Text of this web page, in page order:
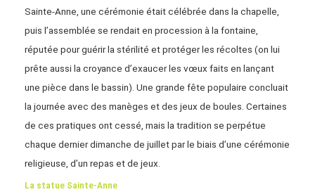
Sainte-Anne, une cérémonie était célébrée dans la chapelle,
puis l’assemblée se rendait en procession à la fontaine,
réputée pour guérir la stérilité et protéger les récoltes (on lui
prête aussi la croyance d’exaucer les vœux faits en lançant
une pièce dans le bassin). Une grande fête populaire concluait
la journée avec des manèges et des jeux de boules. Certaines
de ces pratiques ont cessé, mais la tradition se perpétue
chaque dernier dimanche de juillet par le biais d’une cérémonie
religieuse, d’un repas et de jeux.
La statue Sainte-Anne